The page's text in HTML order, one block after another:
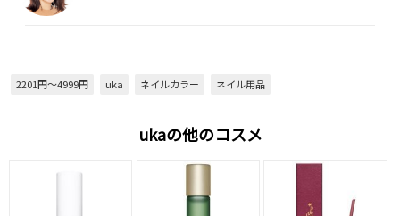
2201円～4999円 uka ネイルカラー ネイル用品
ukaの他のコスメ